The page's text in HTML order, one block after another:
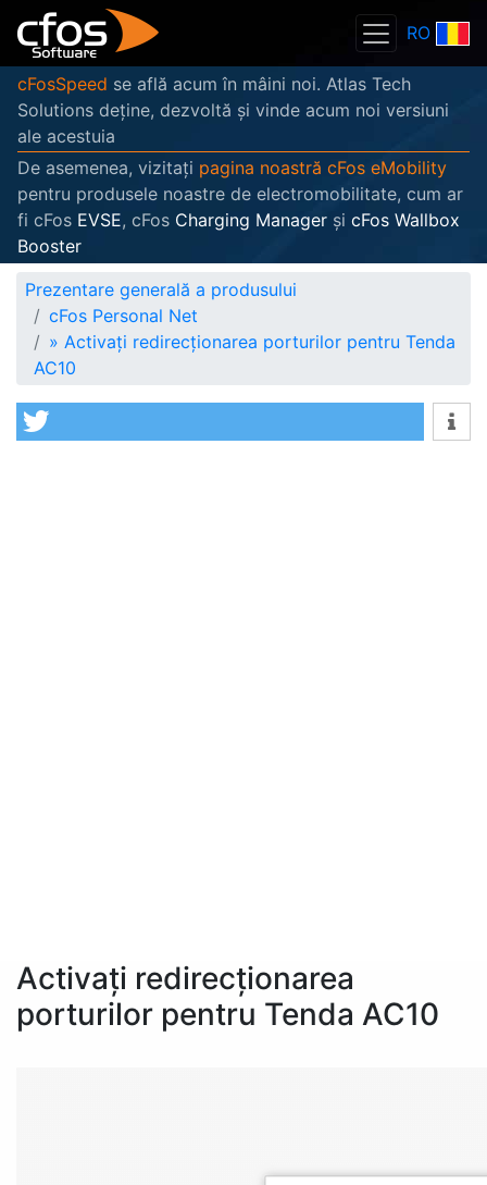
RO
cFosSpeed se află acum în mâini noi. Atlas Tech
Solutions deține, dezvoltă și vinde acum noi versiuni
ale acestuia
De asemenea, vizitați pagina noastră cFos eMobility
pentru produsele noastre de electromobilitate, cum ar
fi cFos EVSE, cFos Charging Manager și cFos Wallbox
Booster
Prezentare generală a produsului
cFos Personal Net
» Activați redirecționarea porturilor pentru Tenda
AC10
Activați redirecționarea
porturilor pentru Tenda AC10